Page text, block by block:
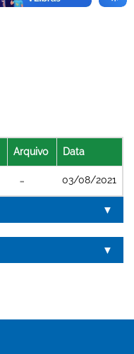
Arquivo Data
03/08/2021